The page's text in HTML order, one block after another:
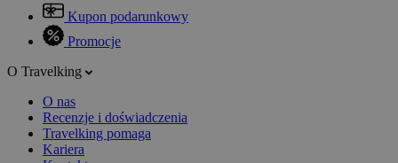
Kupon podarunkowy
Promocje
O Travelking
O nas
Recenzje i doświadczenia
Travelking pomaga
Kariera